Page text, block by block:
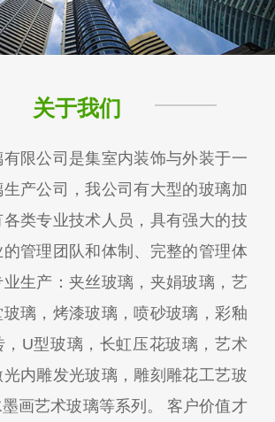
关于我们
限公司是集室内装饰与外装于一
产公司，我公司有大型的玻璃加
类专业技术人员，具有强大的技
管理团队和体制、完整的管理体
生产：夹丝玻璃，夹娟玻璃，艺
璃，烤漆玻璃，喷砂玻璃，彩釉
，U型玻璃，长虹压花玻璃，艺术
内雕发光玻璃，雕刻雕花工艺玻
画艺术玻璃等系列。 客户价值才